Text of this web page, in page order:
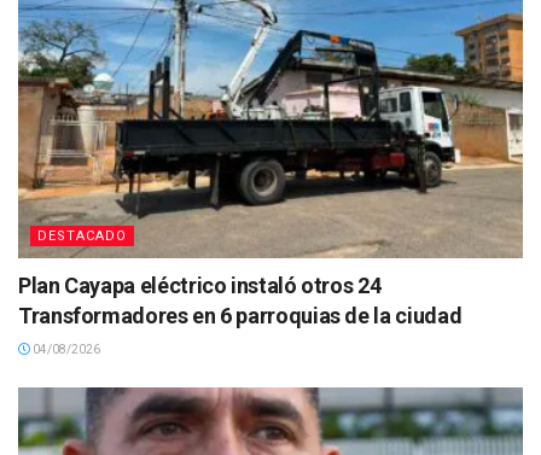
DESTACADO
Plan Cayapa eléctrico instaló otros 24
Transformadores en 6 parroquias de la ciudad
04/08/2026